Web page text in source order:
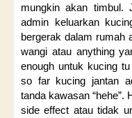
mungkin akan timbul.
admin keluarkan
bergerak dalam rumah
wangi atau anything
enough untuk kucing
so far kucing jantan
tanda kawasan “hehe”.
side effect atau tidak